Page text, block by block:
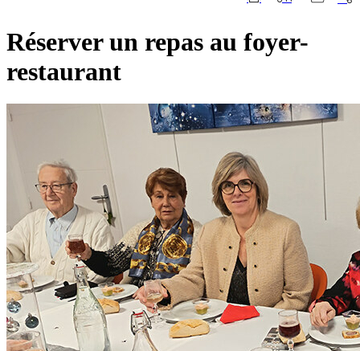
RSS
sur
Réserver un repas au foyer-
restaurant